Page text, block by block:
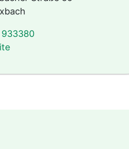
www.awo-saarland.de/